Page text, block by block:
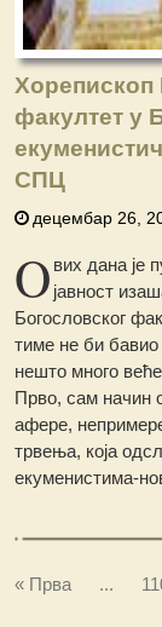
факултет у
СПЦ
децембар 26,
O вих дана је
јавност
Богословског
тиме не би бавио
нешто много
Прво, сам начин
афере,
трвења, која
екуменистима-
« Прва ...